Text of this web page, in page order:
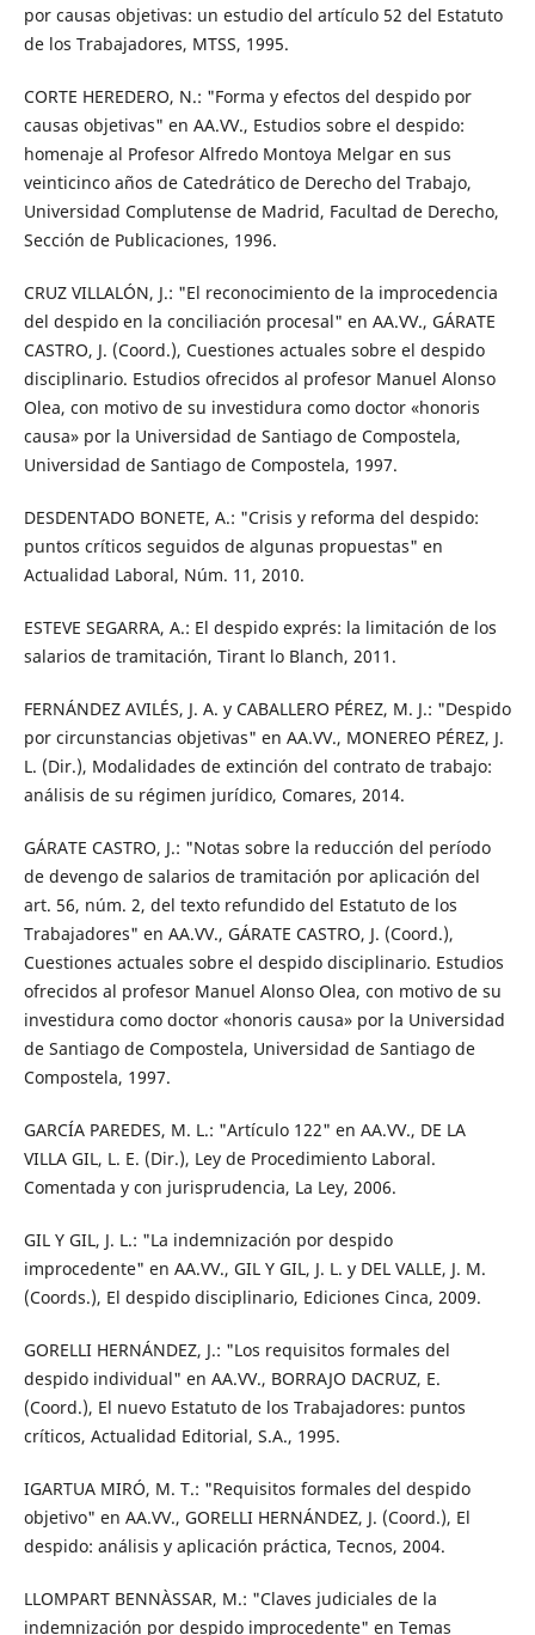
por causas objetivas: un estudio del artículo 52 del Estatuto
de los Trabajadores, MTSS, 1995.
CORTE HEREDERO, N.: "Forma y efectos del despido por
causas objetivas" en AA.VV., Estudios sobre el despido:
homenaje al Profesor Alfredo Montoya Melgar en sus
veinticinco años de Catedrático de Derecho del Trabajo,
Universidad Complutense de Madrid, Facultad de Derecho,
Sección de Publicaciones, 1996.
CRUZ VILLALÓN, J.: "El reconocimiento de la improcedencia
del despido en la conciliación procesal" en AA.VV., GÁRATE
CASTRO, J. (Coord.), Cuestiones actuales sobre el despido
disciplinario. Estudios ofrecidos al profesor Manuel Alonso
Olea, con motivo de su investidura como doctor «honoris
causa» por la Universidad de Santiago de Compostela,
Universidad de Santiago de Compostela, 1997.
DESDENTADO BONETE, A.: "Crisis y reforma del despido:
puntos críticos seguidos de algunas propuestas" en
Actualidad Laboral, Núm. 11, 2010.
ESTEVE SEGARRA, A.: El despido exprés: la limitación de los
salarios de tramitación, Tirant lo Blanch, 2011.
FERNÁNDEZ AVILÉS, J. A. y CABALLERO PÉREZ, M. J.: "Despido
por circunstancias objetivas" en AA.VV., MONEREO PÉREZ, J.
L. (Dir.), Modalidades de extinción del contrato de trabajo:
análisis de su régimen jurídico, Comares, 2014.
GÁRATE CASTRO, J.: "Notas sobre la reducción del período
de devengo de salarios de tramitación por aplicación del
art. 56, núm. 2, del texto refundido del Estatuto de los
Trabajadores" en AA.VV., GÁRATE CASTRO, J. (Coord.),
Cuestiones actuales sobre el despido disciplinario. Estudios
ofrecidos al profesor Manuel Alonso Olea, con motivo de su
investidura como doctor «honoris causa» por la Universidad
de Santiago de Compostela, Universidad de Santiago de
Compostela, 1997.
GARCÍA PAREDES, M. L.: "Artículo 122" en AA.VV., DE LA
VILLA GIL, L. E. (Dir.), Ley de Procedimiento Laboral.
Comentada y con jurisprudencia, La Ley, 2006.
GIL Y GIL, J. L.: "La indemnización por despido
improcedente" en AA.VV., GIL Y GIL, J. L. y DEL VALLE, J. M.
(Coords.), El despido disciplinario, Ediciones Cinca, 2009.
GORELLI HERNÁNDEZ, J.: "Los requisitos formales del
despido individual" en AA.VV., BORRAJO DACRUZ, E.
(Coord.), El nuevo Estatuto de los Trabajadores: puntos
críticos, Actualidad Editorial, S.A., 1995.
IGARTUA MIRÓ, M. T.: "Requisitos formales del despido
objetivo" en AA.VV., GORELLI HERNÁNDEZ, J. (Coord.), El
despido: análisis y aplicación práctica, Tecnos, 2004.
LLOMPART BENNÀSSAR, M.: "Claves judiciales de la
indemnización por despido improcedente" en Temas